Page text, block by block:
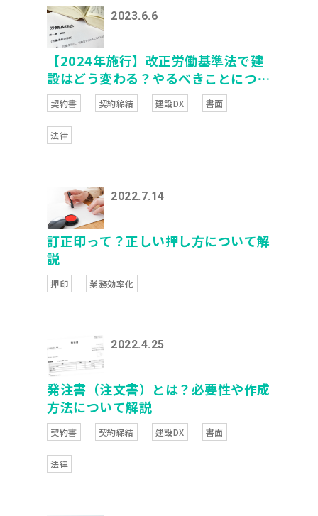
2023.6.6
【2024年施行】改正労働基準法で建
設はどう変わる？やるべきことについ
て解説
契約書 契約締結 建設DX 書面
法律
2022.7.14
訂正印って？正しい押し方について解
説
押印 業務効率化
2022.4.25
発注書（注文書）とは？必要性や作成
方法について解説
契約書 契約締結 建設DX 書面
法律